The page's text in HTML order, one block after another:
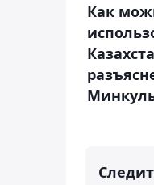
Как